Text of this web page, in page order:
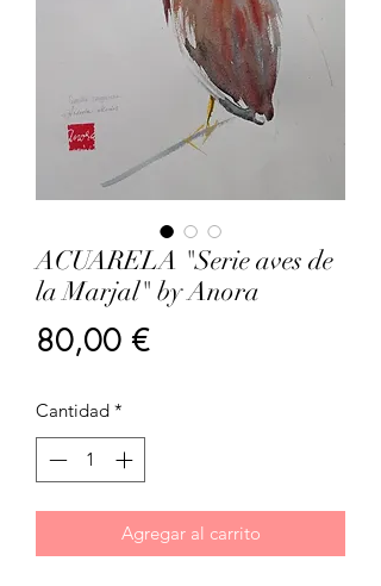
ACUARELA "Serie aves de
la Marjal" by Anora
80,00 €Precio
Cantidad *
Agregar al carrito